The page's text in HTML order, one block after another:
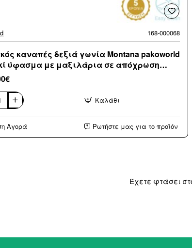
168-000068
καναπές δεξιά γωνία Montana pakoworld
ύφασμα με μαξιλάρια σε απόχρωση
γκρι 275x215x93εκ
Καλάθι
Αγορά Ρωτήστε μας για το προϊόν
Έχετε φτάσει